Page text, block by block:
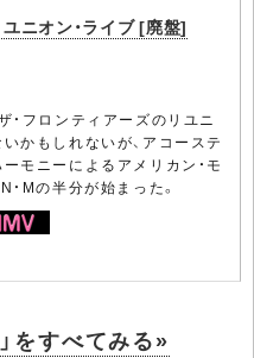
ニオン・ライブ [廃盤]
・フロンティアーズのリユニ
かもしれないが、アコーステ
モニーによるアメリカン・モ
Mの半分が始まった。
」をすべてみる»